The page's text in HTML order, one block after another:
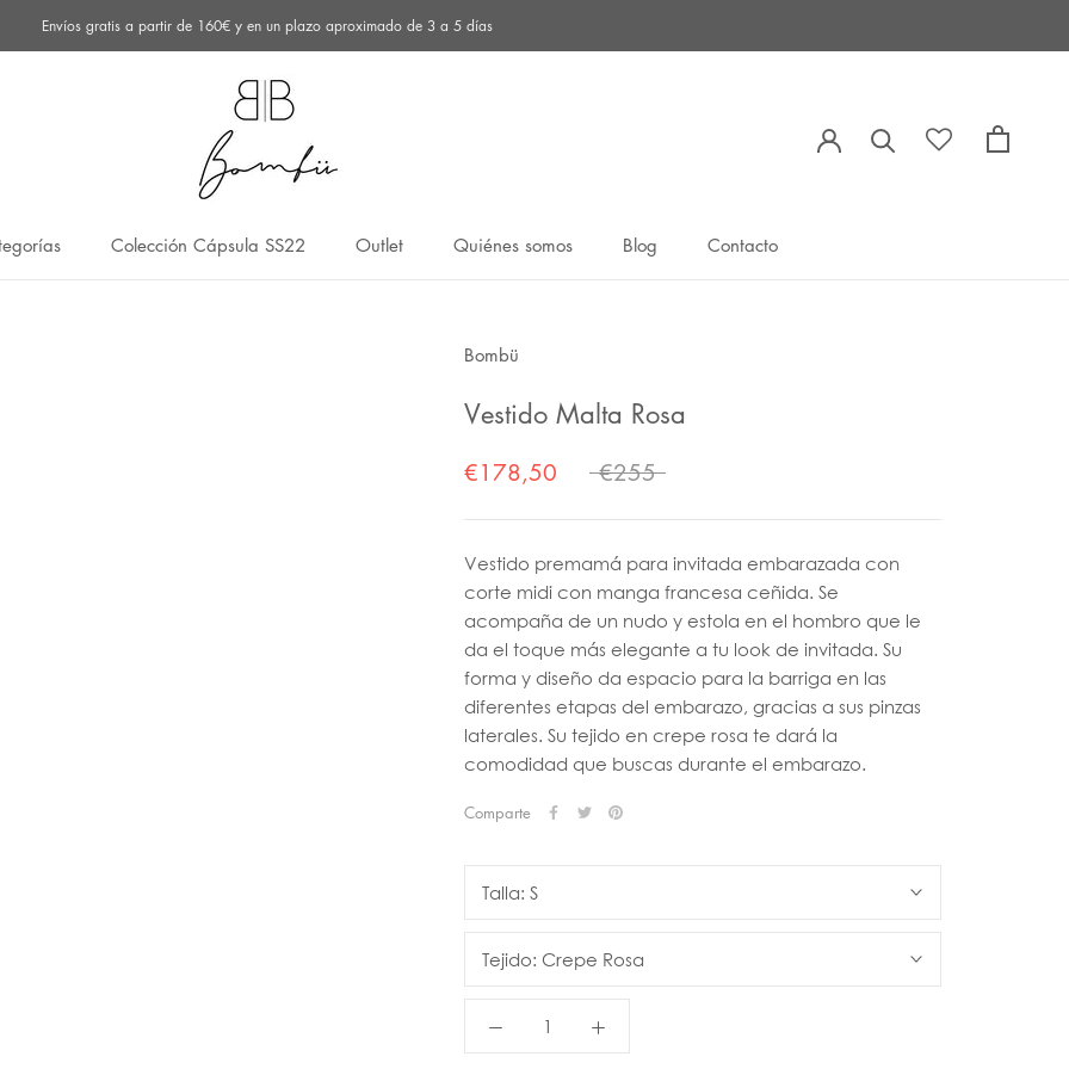
Envíos gratis a partir de 160€ y en un plazo aproximado de 3 a 5 días
Colección Cápsula SS22
Outlet
Quiénes somos
Blog
Contacto
Bombü
Vestido Malta Rosa
€178,50 €255
Vestido premamá para invitada embarazada con
corte midi con manga francesa ceñida. Se
acompaña de un nudo y estola en el hombro que le
da el toque más elegante a tu look de invitada. Su
forma y diseño da espacio para la barriga en las
diferentes etapas del embarazo, gracias a sus pinzas
laterales. Su tejido en crepe rosa te dará la
comodidad que buscas durante el embarazo.
Comparte
Talla: S
Tejido: Crepe Rosa